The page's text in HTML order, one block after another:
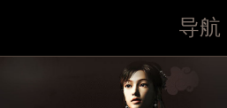
导航